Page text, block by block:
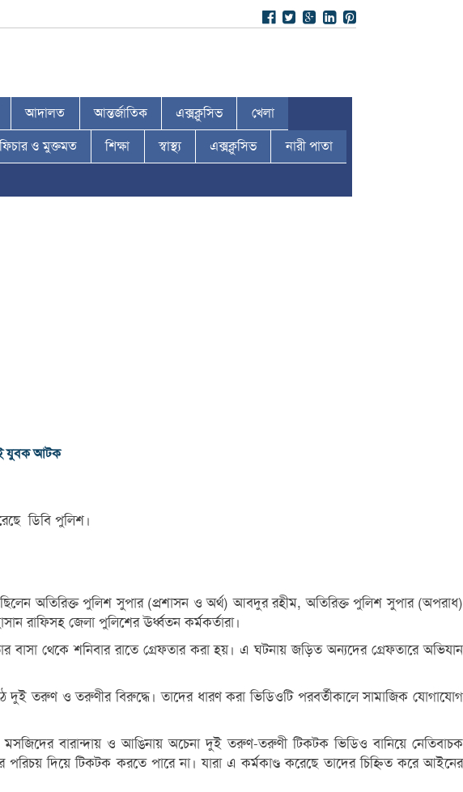
আদালত আন্তর্জাতিক এক্সক্লুসিভ খেলা
ও মুক্তমত শিক্ষা স্বাস্থ্য এক্সক্লুসিভ নারী পাতা
যুবক আটক
ডিবি পুলিশ।
অতিরিক্ত পুলিশ সুপার (প্রশাসন ও অর্থ) আবদুর রহীম, অতিরিক্ত পুলিশ সুপার (অপরাধ)
জেলা পুলিশের ঊর্ধ্বতন কর্মকর্তারা।
বাসা থেকে শনিবার রাতে গ্রেফতার করা হয়। এ ঘটনায় জড়িত অন্যদের গ্রেফতারে অভিযান
দুই তরুণ ও তরুণীর বিরুদ্ধে। তাদের ধারণ করা ভিডিওটি পরবর্তীকালে সামাজিক যোগাযোগ
মসজিদের বারান্দায় ও আঙিনায় অচেনা দুই তরুণ-তরুণী টিকটক ভিডিও বানিয়ে নেতিবাচক
পরিচয় দিয়ে টিকটক করতে পারে না। যারা এ কর্মকাণ্ড করেছে তাদের চিহ্নিত করে আইনের